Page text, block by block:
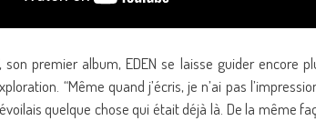
son premier album, EDEN se laisse guider encore
“Même quand j’écris, je n’ai pas
quelque chose qui était déjà là. De la même